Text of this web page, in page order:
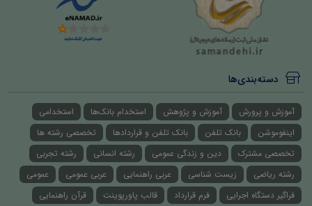
دسته‌بندی‌ها
آموزش و پرورش آموزش و پژوهش استخدام بانک‌ها
استخدامی
اینفوموشن
بانک تلفن بانک تلفن و قراردادها
تخصصی رشته ها
تخصصی مشترک
دین و زندگی عمومی رشته انسانی
رشته تجربی
رشته ریاضی
زیست شناسی عربی راهنمایی عربی عمومی
عمومی
فراگیر دستگاه اجرایی
فرم قرارداد قالب پاورپوینت
قرآن راهنمایی